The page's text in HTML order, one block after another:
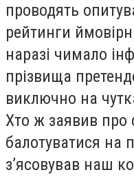
проводять
рейтинги
наразі чимало
прізвища
виключно на
Хто ж заявив про
балотуватися на
з’ясовував наш